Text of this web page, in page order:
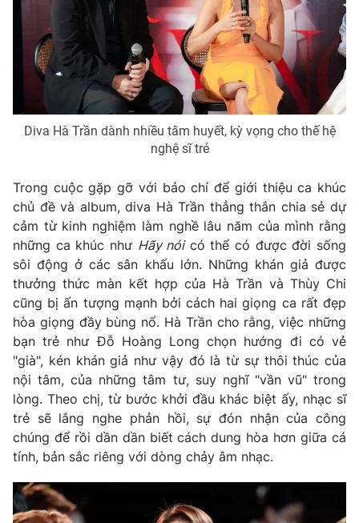
Diva Hà Trần dành nhiều tâm huyết, kỳ vọng cho thế hệ
nghệ sĩ trẻ
Trong cuộc gặp gỡ với báo chí để giới thiệu ca khúc
chủ đề và album, diva Hà Trần thẳng thắn chia sẻ dự
cảm từ kinh nghiệm làm nghề lâu năm của mình rằng
những ca khúc như Hãy nóicó thể có được đời sống
sôi động ở các sân khấu lớn. Những khán giả được
thưởng thức màn kết hợp của Hà Trần và Thùy Chi
cũng bị ấn tượng mạnh bởi cách hai giọng ca rất đẹp
hòa giọng đầy bùng nổ. Hà Trần cho rằng, việc những
bạn trẻ như Đỗ Hoàng Long chọn hướng đi có vẻ
"già", kén khán giả như vậy đó là từ sự thôi thúc của
nội tâm, của những tâm tư, suy nghĩ "vần vũ" trong
lòng. Theo chị, từ bước khởi đầu khác biệt ấy, nhạc sĩ
trẻ sẽ lắng nghe phản hồi, sự đón nhận của công
chúng để rồi dần dần biết cách dung hòa hơn giữa cá
tính, bản sắc riêng với dòng chảy âm nhạc.